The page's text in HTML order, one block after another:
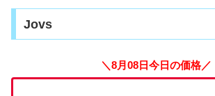
Jovs
＼8月08日今日の価格／